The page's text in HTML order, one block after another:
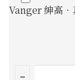
Vanger 紳高．